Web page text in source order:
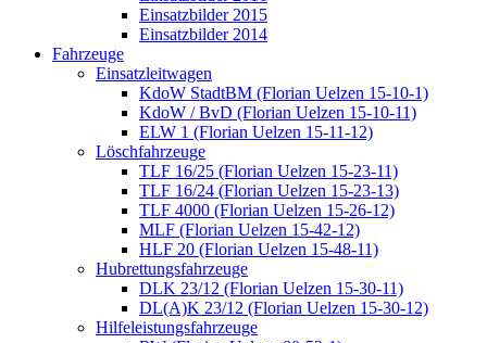
Einsatzbilder 2015
Einsatzbilder 2014
Fahrzeuge
Einsatzleitwagen
KdoW StadtBM (Florian Uelzen 15-10-1)
KdoW / BvD (Florian Uelzen 15-10-11)
ELW 1 (Florian Uelzen 15-11-12)
Löschfahrzeuge
TLF 16/25 (Florian Uelzen 15-23-11)
TLF 16/24 (Florian Uelzen 15-23-13)
TLF 4000 (Florian Uelzen 15-26-12)
MLF (Florian Uelzen 15-42-12)
HLF 20 (Florian Uelzen 15-48-11)
Hubrettungsfahrzeuge
DLK 23/12 (Florian Uelzen 15-30-11)
DL(A)K 23/12 (Florian Uelzen 15-30-12)
Hilfeleistungsfahrzeuge